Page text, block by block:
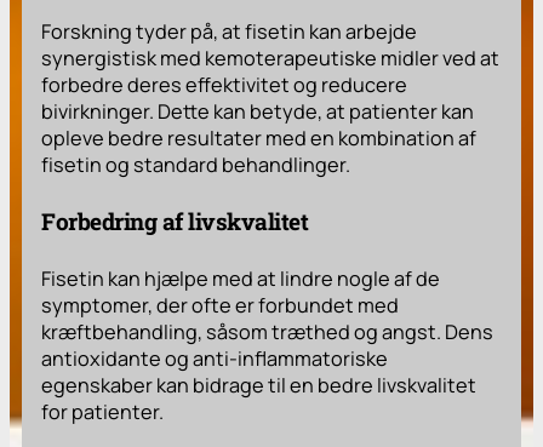
Forskning tyder på, at fisetin kan arbejde
synergistisk med kemoterapeutiske midler ved at
forbedre deres effektivitet og reducere
bivirkninger. Dette kan betyde, at patienter kan
opleve bedre resultater med en kombination af
fisetin og standard behandlinger.
Forbedring af livskvalitet
Fisetin kan hjælpe med at lindre nogle af de
symptomer, der ofte er forbundet med
kræftbehandling, såsom træthed og angst. Dens
antioxidante og anti-inflammatoriske
egenskaber kan bidrage til en bedre livskvalitet
for patienter.